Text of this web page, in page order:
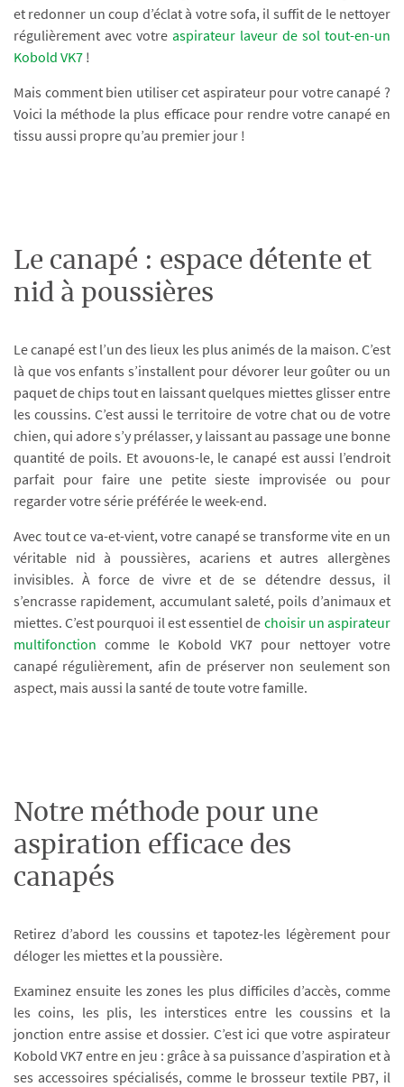
et redonner un coup d’éclat à votre sofa, il suffit de le nettoyer
régulièrement avec votre aspirateur laveur de sol tout-en-un
Kobold VK7 !
Mais comment bien utiliser cet aspirateur pour votre canapé ?
Voici la méthode la plus efficace pour rendre votre canapé en
tissu aussi propre qu’au premier jour !
Le canapé : espace détente et
nid à poussières
Le canapé est l’un des lieux les plus animés de la maison. C’est
là que vos enfants s’installent pour dévorer leur goûter ou un
paquet de chips tout en laissant quelques miettes glisser entre
les coussins. C’est aussi le territoire de votre chat ou de votre
chien, qui adore s’y prélasser, y laissant au passage une bonne
quantité de poils. Et avouons-le, le canapé est aussi l’endroit
parfait pour faire une petite sieste improvisée ou pour
regarder votre série préférée le week-end.
Avec tout ce va-et-vient, votre canapé se transforme vite en un
véritable nid à poussières, acariens et autres allergènes
invisibles. À force de vivre et de se détendre dessus, il
s’encrasse rapidement, accumulant saleté, poils d’animaux et
miettes. C’est pourquoi il est essentiel de choisir un aspirateur
multifonction comme le Kobold VK7 pour nettoyer votre
canapé régulièrement, afin de préserver non seulement son
aspect, mais aussi la santé de toute votre famille.
Notre méthode pour une
aspiration efficace des
canapés
Retirez d’abord les coussins et tapotez-les légèrement pour
déloger les miettes et la poussière.
Examinez ensuite les zones les plus difficiles d’accès, comme
les coins, les plis, les interstices entre les coussins et la
jonction entre assise et dossier. C’est ici que votre aspirateur
Kobold VK7 entre en jeu : grâce à sa puissance d’aspiration et à
ses accessoires spécialisés, comme le brosseur textile PB7, il